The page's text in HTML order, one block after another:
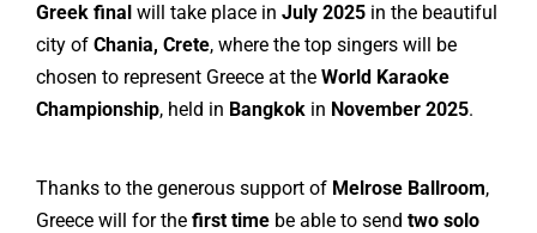
Greek final will take place in July 2025 in the beautiful
city of Chania, Crete, where the top singers will be
chosen to represent Greece at the World Karaoke
Championship, held in Bangkok in November 2025.
Thanks to the generous support of Melrose Ballroom,
Greece will for the first time be able to send two solo